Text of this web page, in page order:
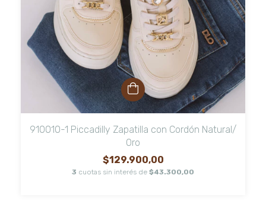
910010-1 Piccadilly Zapatilla con Cordón Natural/
Oro
$129.900,00
3 cuotas sin interés de $43.300,00